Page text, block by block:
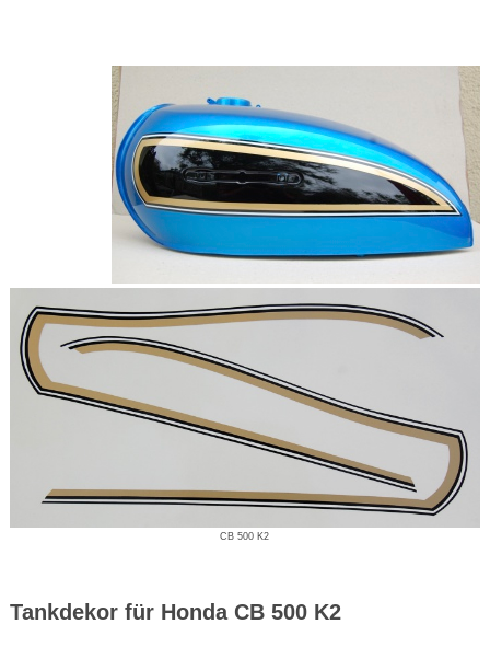
CB 500 K2
Tankdekor für Honda CB 500 K2